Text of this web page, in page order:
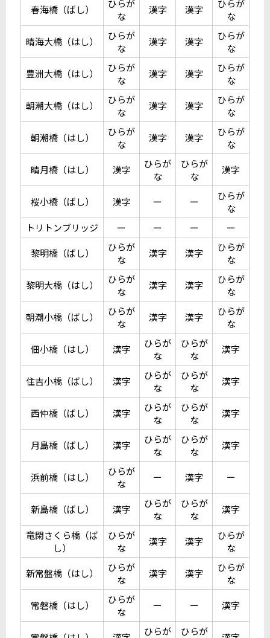
春海橋（ばし）
ひらが
な
漢字 漢字
ひらが
な
晴海大橋（はし）
ひらが
な
漢字 漢字
ひらが
な
豊洲大橋（はし）
ひらが
な
漢字 漢字
ひらが
な
朝潮大橋（はし）
ひらが
な
漢字 漢字
ひらが
な
朝潮橋（はし）
ひらが
な
漢字 漢字
ひらが
な
晴月橋（はし）
漢字
ひらが
な
ひらが
な
漢字
桜小橋（ばし） 漢字 ー ー
ひらが
な
トリトンブリッジ
ー ー ー
ー
黎明橋（ばし）
ひらが
な
漢字 漢字
ひらが
な
黎明大橋（はし）
ひらが
な
漢字 漢字
ひらが
な
朝潮小橋（ばし）
ひらが
な
漢字 漢字
ひらが
な
佃小橋（はし）
漢字
ひらが
な
ひらが
な
漢字
住吉小橋（ばし） 漢字
ひらが
な
ひらが
な
漢字
西仲橋（ばし） 漢字
ひらが
な
ひらが
な
漢字
月島橋（ばし） 漢字
ひらが
な
ひらが
な
漢字
浜前橋（はし）
ひらが
な
ー 漢字 ー
新島橋（ばし） 漢字
ひらが
な
ひらが
な
漢字
竜閑さくら橋（ば
し）
ひらが
な
漢字 漢字
ひらが
な
新常盤橋（はし）
ひらが
な
漢字 漢字
ひらが
な
常磐橋（はし）
ひらが
な
ー ー 漢字
ひらが
ひらが